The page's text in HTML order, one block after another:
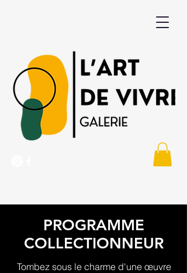
PROGRAMME
COLLECTIONNEUR
Tombez sous le charme d'une œuvre